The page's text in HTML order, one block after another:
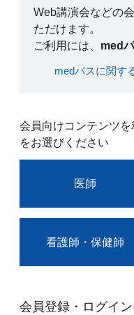
Web講演会などの
ただけます。
ご利用には、 med
medパスに関す
会員向けコンテンツ
をお選びください
医師
看護師・保健師
会員登録・ログイ